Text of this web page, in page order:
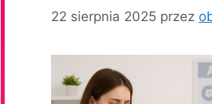
22 sierpnia 2025 przez